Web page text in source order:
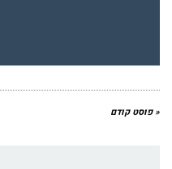
« פוסט קודם